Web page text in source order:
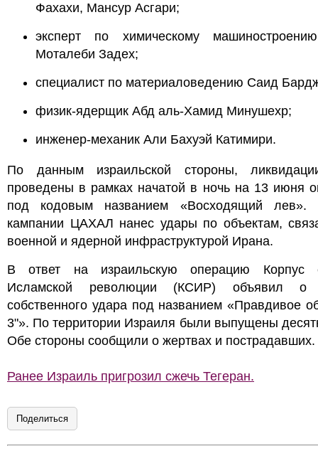
Фахахи, Мансур Асгари;
эксперт по химическому
Моталеби Задех;
специалист по материаловедению Саид
физик-ядерщик Абд аль-Хамид Минушехр;
инженер-механик Али Бахуэй Катимири.
По данным израильской стороны,
проведены в рамках начатой в ночь на 13 июня
под кодовым названием «Восходящий
кампании ЦАХАЛ нанес удары по объектам,
военной и ядерной инфраструктурой Ирана.
В ответ на израильскую операцию Корпус
Исламской революции (КСИР) объявил о
собственного удара под названием «Правдивое
3"». По территории Израиля были выпущены
Обе стороны сообщили о жертвах и пострадавших.
Ранее Израиль пригрозил сжечь Тегеран.
Поделиться